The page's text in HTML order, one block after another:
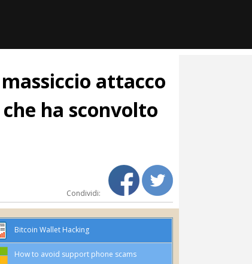
attacco
ha sconvolto
Condividi:
Bitcoin Wallet Hacking
How to avoid support phone scams